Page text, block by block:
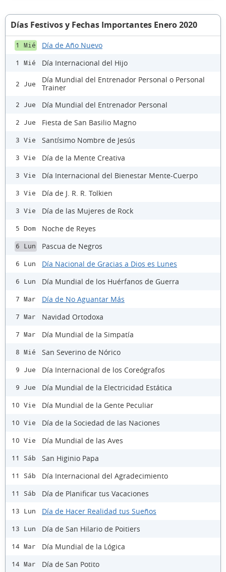
Días Festivos y Fechas Importantes Enero 2020
1 Mié Día de Año Nuevo
1 Mié Día Internacional del Hijo
2 Jue
Día Mundial del Entrenador Personal o Personal
Trainer
2 Jue Día Mundial del Entrenador Personal
2 Jue Fiesta de San Basilio Magno
3 Vie Santísimo Nombre de Jesús
3 Vie Día de la Mente Creativa
3 Vie Día Internacional del Bienestar Mente-Cuerpo
3 Vie Día de J. R. R. Tolkien
3 Vie Día de las Mujeres de Rock
5 Dom Noche de Reyes
6 Lun Pascua de Negros
6 Lun Día Nacional de Gracias a Dios es Lunes
6 Lun Día Mundial de los Huérfanos de Guerra
7 Mar Día de No Aguantar Más
7 Mar Navidad Ortodoxa
7 Mar Día Mundial de la Simpatía
8 Mié San Severino de Nórico
9 Jue Día Internacional de los Coreógrafos
9 Jue Día Mundial de la Electricidad Estática
10 Vie Día Mundial de la Gente Peculiar
10 Vie Día de la Sociedad de las Naciones
10 Vie Día Mundial de las Aves
11 Sáb San Higinio Papa
11 Sáb Día Internacional del Agradecimiento
11 Sáb Día de Planificar tus Vacaciones
13 Lun Día de Hacer Realidad tus Sueños
13 Lun Día de San Hilario de Poitiers
14 Mar Día Mundial de la Lógica
14 Mar Día de San Potito